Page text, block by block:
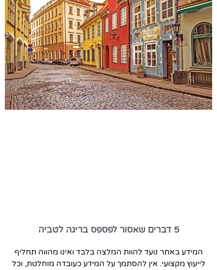
5 דברים שאסור לפספס בריגה לטביה
המידע באתר נועד להוות המלצה בלבד ואינו מהווה תחליף
לייעוץ מקצועי. אין להסתמך על המידע כעובדה מוחלטת, וכל